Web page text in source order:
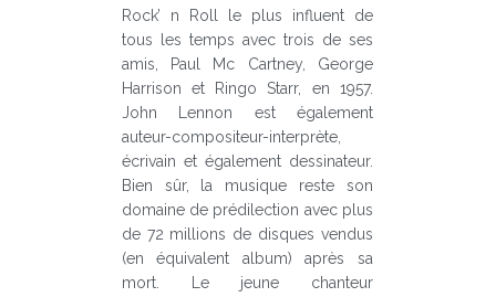
Rock’ n Roll le plus influent de
tous les temps avec trois de ses
amis, Paul Mc Cartney, George
Harrison et Ringo Starr, en 1957.
John Lennon est également
auteur-compositeur-interprète,
écrivain et également dessinateur.
Bien sûr, la musique reste son
domaine de prédilection avec plus
de 72 millions de disques vendus
(en équivalent album) après sa
mort. Le jeune chanteur